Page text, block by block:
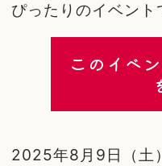
ぴったりのイベント
このイベ
2025年8月9日（土